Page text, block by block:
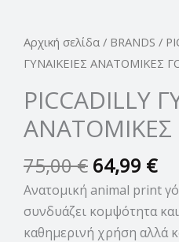
Αρχική σελίδα / BRANDS /
ΓΥΝΑΙΚΕΙΕΣ ΑΝΑΤΟΜΙΚΕΣ
PICCADILLY
ΑΝΑΤΟΜΙΚΕΣ
75,00€ 64,99 €
Ανατομική animal print
συνδυάζει κομψότητα
καθημερινή χρήση αλλά